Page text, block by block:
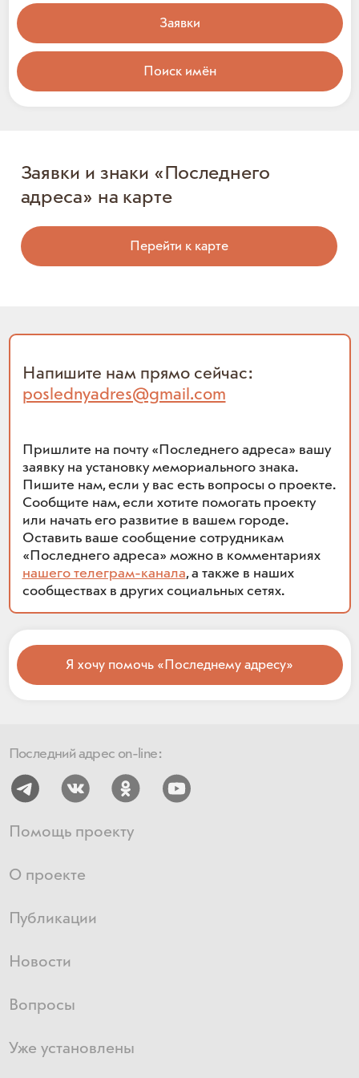
Заявки
Поиск имён
Заявки и знаки «Последнего
адреса» на карте
Перейти к карте
Напишите нам прямо сейчас:
poslednyadres@gmail.com
Пришлите на почту «Последнего адреса» вашу
заявку на установку мемориального знака.
Пишите нам, если у вас есть вопросы о проекте.
Сообщите нам, если хотите помогать проекту
или начать его развитие в вашем городе.
Оставить ваше сообщение сотрудникам
«Последнего адреса» можно в комментариях
нашего телеграм-канала, а также в наших
сообществах в других социальных сетях.
Я хочу помочь «Последнему адресу»
Последний адрес on-line:
Помощь проекту
О проекте
Публикации
Новости
Вопросы
Уже установлены